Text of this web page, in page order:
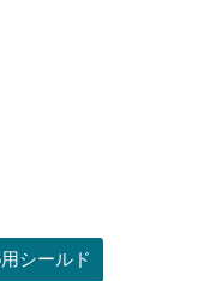
シールド